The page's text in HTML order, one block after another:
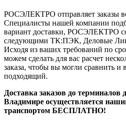
РОСЭЛЕКТРО отправляет заказы
Специалисты нашей компании
вариант доставки, РОСЭЛЕКТРО
следующими ТК:ПЭК, Деловые
Исходя из ваших требований по
можем сделать для вас расчет
заказа, чтобы вы могли сравнить и
подходящий.
Доставка заказов до
Владимире осуществляется
транспортом БЕСПЛАТНО!